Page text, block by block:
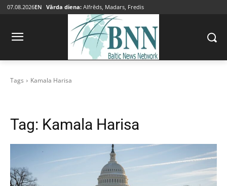
07.08.2026EN Vārda diena: Alfrēds, Madars, Fredis
Tags Kamala Harisa
Tag: Kamala Harisa